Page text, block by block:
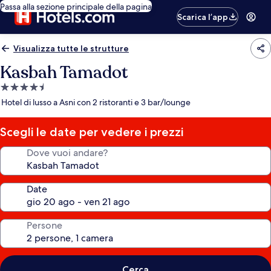
Passa alla sezione principale della pagina
Scarica l’app
Visualizza tutte le strutture
Kasbah Tamadot
Struttura
a
stelle
Hotel di lusso a Asni con 2 ristoranti e 3 bar/lounge
Scegli le date per vedere i prezzi
Dove vuoi andare?
Date
Persone